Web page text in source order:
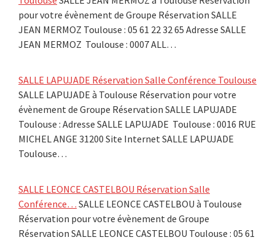
pour votre évènement de Groupe Réservation SALLE
JEAN MERMOZ Toulouse : 05 61 22 32 65 Adresse SALLE
JEAN MERMOZ Toulouse : 0007 ALL…
SALLE LAPUJADE Réservation Salle Conférence Toulouse
SALLE LAPUJADE à Toulouse Réservation pour votre
évènement de Groupe Réservation SALLE LAPUJADE
Toulouse : Adresse SALLE LAPUJADE Toulouse : 0016 RUE
MICHEL ANGE 31200 Site Internet SALLE LAPUJADE
Toulouse…
SALLE LEONCE CASTELBOU Réservation Salle
Conférence… SALLE LEONCE CASTELBOU à Toulouse
Réservation pour votre évènement de Groupe
Réservation SALLE LEONCE CASTELBOU Toulouse : 05 61